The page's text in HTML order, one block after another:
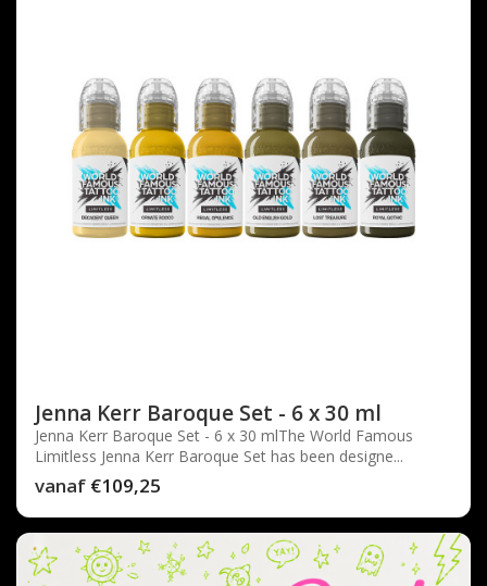
Jenna Kerr Baroque Set - 6 x 30 ml
Jenna Kerr Baroque Set - 6 x 30 mlThe World Famous
Limitless Jenna Kerr Baroque Set has been designe...
vanaf €109,25